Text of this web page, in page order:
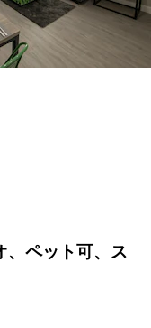
、ペット可、ス